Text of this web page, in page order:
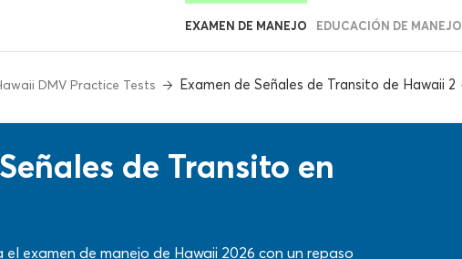
EXAMEN DE MANEJO EDUCACIÓN DE MANEJO
DMV Practice Tests Examen de Señales de Transito de Hawaii 2
de Transito en
examen de manejo de Hawaii 2026 con un repaso